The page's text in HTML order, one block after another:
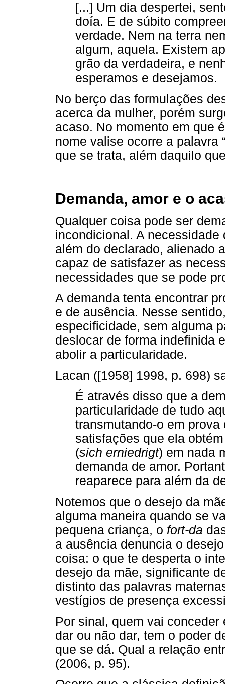
[...] Um dia despertei,
doía. E de súbito
verdade. Nem na terra
algum, aquela. Existem
grão da verdadeira, e
esperamos e desejamos.
No berço das formulações
acerca da mulher, porém
acaso. No momento em que
nome valise ocorre a palavra
que se trata, além daquilo
Demanda, amor e o
Qualquer coisa pode ser
incondicional. A
além do declarado, alienado
capaz de satisfazer as
necessidades que se pode
A demanda tenta encontrar
e de ausência. Nesse
especificidade, sem alguma
deslocar de forma indefinida
abolir a particularidade.
Lacan ([1958] 1998, p. 698)
É através disso que a
particularidade de tudo
transmutando-o em
satisfações que ela
(sich erniedrigt) em nada
demanda de amor.
reaparece para além da
Notemos que o desejo da
alguma maneira quando se
pequena criança, o fort-da
a ausência denuncia o
coisa: o que te desperta o
desejo da mãe, significante
distinto das palavras
vestígios de presença
Por sinal, quem vai
dar ou não dar, tem o poder
que se dá. Qual a relação
(2006, p. 95).